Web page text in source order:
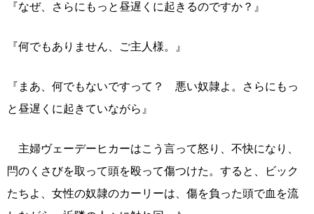
『なぜ、さらにもっと昼遅くに起きるのですか？』
『何でもありません、ご主人様。』
『まあ、何でもないですって？ 悪い奴隷よ。さらにもっ
と昼遅くに起きていながら』
主婦ヴェーデーヒカーはこう言って怒り、不快になり、
閂のくさびを取って頭を殴って傷つけた。すると、ビック
たちよ、女性の奴隷のカーリーは、傷を負った頭で血を流